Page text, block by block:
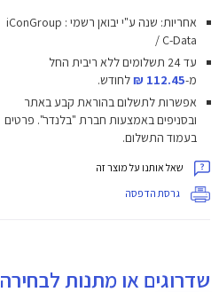
אחריות: שנה ע"י יבואן רשמי : iConGroup
/ C-Data
עד 24 תשלומים ללא ריבית
החל
מ-112.45 ₪
לחודש.
אפשרות לתשלום בהוראת קבע באתר
ובסניפים באמצעות חברת "בלנדר". פרטים
בעמוד התשלום.
שאל אותנו על מוצר זה
גרסת הדפסה
שדרוגים או מתנות לבחירה